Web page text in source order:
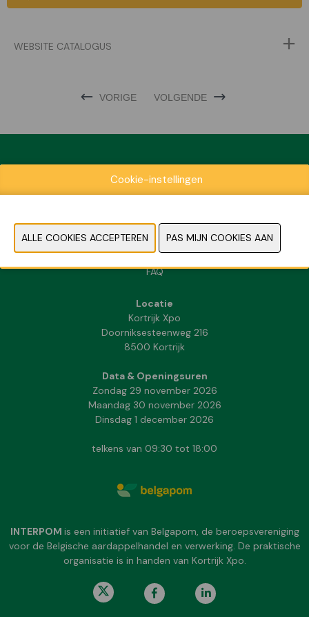
WEBSITE CATALOGUS
VORIGE VOLGENDE
Exposantenlijst
Contact
Pers- en beeldmateriaal
FAQ
Locatie
Kortrijk Xpo
Doorniksesteenweg 216
8500 Kortrijk
Data & Openingsuren
Zondag 29 november 2026
Maandag 30 november 2026
Dinsdag 1 december 2026
telkens van 09:30 tot 18:00
INTERPOM is een initiatief van Belgapom, de beroepsvereniging
voor de Belgische aardappelhandel en verwerking. De praktische
organisatie is in handen van Kortrijk Xpo.
Cookie-instellingen